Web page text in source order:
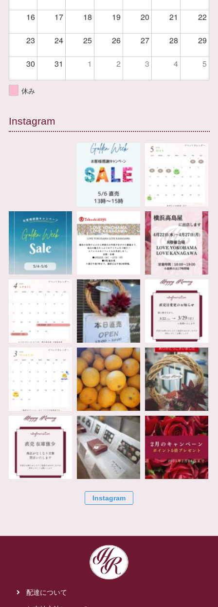
16 17 18 19 20 21 22
23 24 25 26 27 28 29
30 31 1 2 3 4 5
休み
Instagram
Instagram
配達について